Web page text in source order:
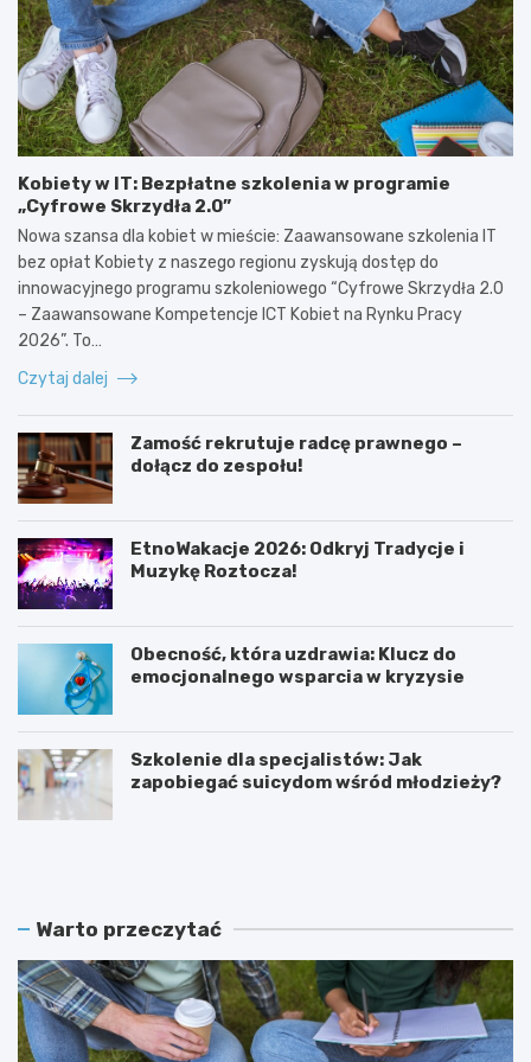
Kobiety w IT: Bezpłatne szkolenia w programie
„Cyfrowe Skrzydła 2.0”
Nowa szansa dla kobiet w mieście: Zaawansowane szkolenia IT
bez opłat Kobiety z naszego regionu zyskują dostęp do
innowacyjnego programu szkoleniowego “Cyfrowe Skrzydła 2.0
– Zaawansowane Kompetencje ICT Kobiet na Rynku Pracy
2026”. To…
Czytaj dalej
Zamość rekrutuje radcę prawnego –
dołącz do zespołu!
EtnoWakacje 2026: Odkryj Tradycje i
Muzykę Roztocza!
Obecność, która uzdrawia: Klucz do
emocjonalnego wsparcia w kryzysie
Szkolenie dla specjalistów: Jak
zapobiegać suicydom wśród młodzieży?
K
t
w
I
T
:
Z
ć
e
k
r
u
Warto przeczytać